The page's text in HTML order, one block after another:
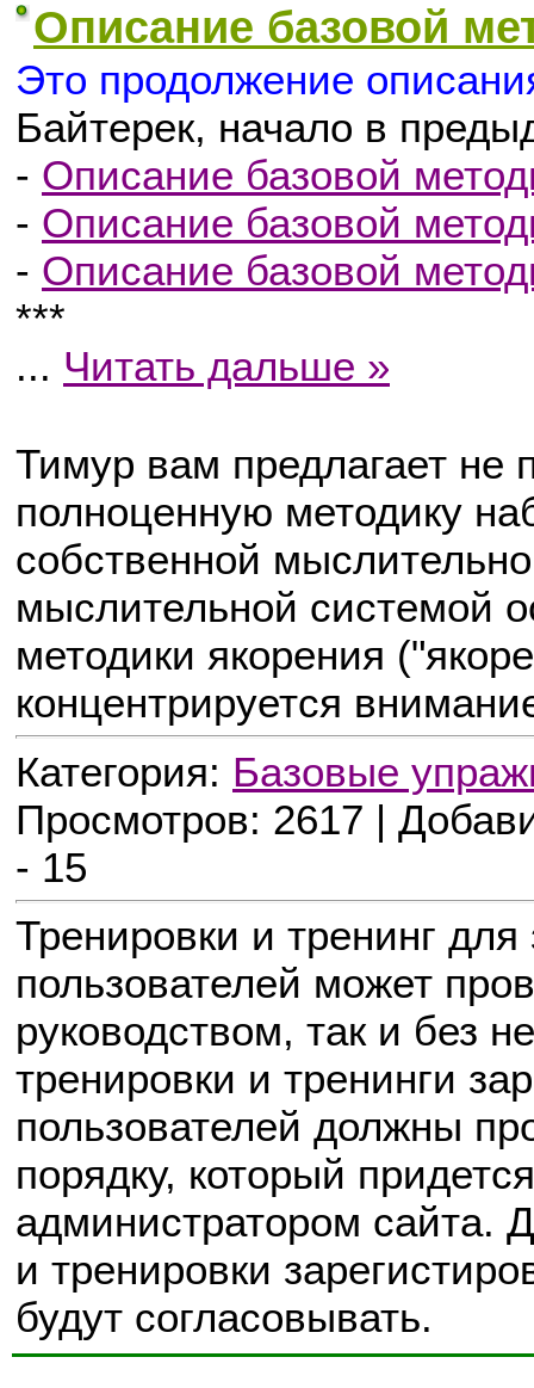
Описание базовой
Это продолжение
Байтерек, начало в
- Описание базовой
- Описание базовой
- Описание базовой
***
... Читать дальше »
Тимур вам предлагает не
полноценную методику
собственной
мыслительной системой
методики якорения
концентрируется
Категория: Базовые
Просмотров: 2617 |
- 15
Тренировки и тренинг
пользователей может
руководством, так и без
тренировки и тренинги
пользователей должны
порядку, который
администратором сайта.
и тренировки
будут согласовывать.